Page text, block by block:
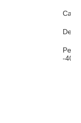
Cash
-40,4